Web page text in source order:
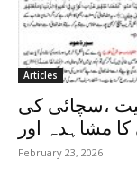
Articles
،سچائی کی
February 23, 2026